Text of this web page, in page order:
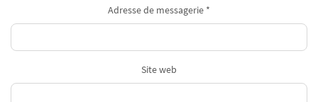
Adresse de messagerie *
Site web